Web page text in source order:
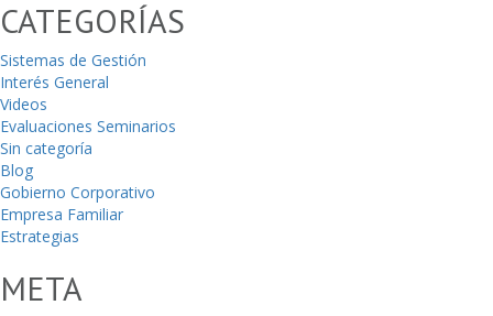
CATEGORÍAS
Sistemas de Gestión
Interés General
Videos
Evaluaciones Seminarios
Sin categoría
Blog
Gobierno Corporativo
Empresa Familiar
Estrategias
META